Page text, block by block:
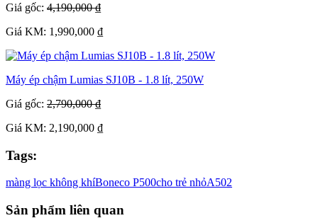
Giá gốc: 4,190,000 ₫
Giá KM: 1,990,000 ₫
Máy ép chậm Lumias SJ10B - 1.8 lít, 250W
Giá gốc: 2,790,000 ₫
Giá KM: 2,190,000 ₫
Tags:
màng lọc không khíBoneco P500cho trẻ nhỏA502
Sản phẩm liên quan